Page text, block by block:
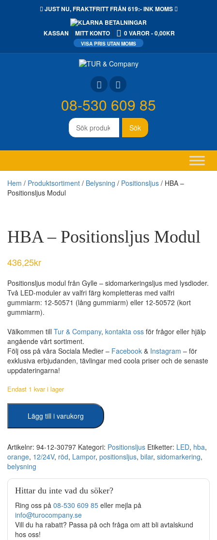
JUST NU,FRAKTFRITTFRÅN 619:- INK MOMS
KASSAN MITT KONTO 0 VAROR 0,00KR
Sök
efter:
Sök
08-530 609 85
Hem / Produktsortiment / Belysning / Positionsljus / HBA –
Positionsljus Modul
HBA – Positionsljus Modul
436,25kr
Positionsljus modul från Gylle – sidomarkeringsljus med lysdioder.
Två LED-moduler av valfri färg kompletteras med valfri
gummiarm: 12-50571 (lång gummiarm) eller 12-50572 (kort
gummiarm).
Välkommen till Tur & Company, kontakta oss för frågor eller hjälp
angående vårt sortiment.
Följ oss på våra Sociala Medier – Facebook & Instagram – för
exklusiva erbjudanden, tävlingar med coola priser och de senaste
uppdateringarna!
Endast 1 kvar i lager
Positionsljus
mängd
Lägg till i varukorg
Artikelnr: 94-12-30797 Kategori: Positionsljus Etiketter: LED, hba,
orange, 12/24V, röd, Lampor, positionsljus, bilar, sidomarkering,
belysning
Hittar du inte vad du söker?
Ring oss på 08-530 609 85 eller mejla på
info@turocompany.se
Vill du ha rabatt? Passa på och fråga om att bli avtalskund
hos oss!